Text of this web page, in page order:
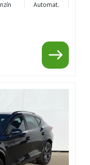
Automat.